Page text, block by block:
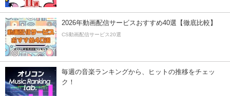
2026年動画配信サービスおすすめ40選【徹底比較】
CS動画配信サービス20選
毎週の音楽ランキングから、ヒットの推移をチェッ
ク！